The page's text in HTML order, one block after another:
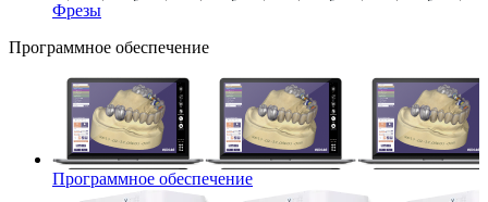
Фрезы
Программное обеспечение
Программное обеспечение